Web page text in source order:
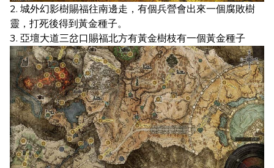
2. 城外幻影樹賜福往南邊走，有個兵營會出來一個腐敗樹
靈，打死後得到黃金種子。
3. 亞壇大道三岔口賜福北方有黃金樹枝有一個黃金種子